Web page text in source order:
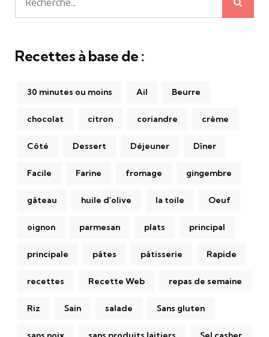
Recherche
pour:
Recettes à base de :
30 minutes ou moins Ail Beurre
chocolat citron coriandre crème
Côté Dessert Déjeuner Dîner
Facile Farine fromage gingembre
gâteau huile d'olive la toile Oeuf
oignon parmesan plats principal
principale pâtes pâtisserie Rapide
recettes Recette Web repas de semaine
Riz Sain salade Sans gluten